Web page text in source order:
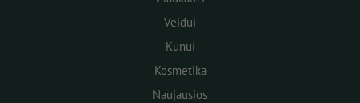
Veidui
Kūnui
Kosmetika
Naujausios